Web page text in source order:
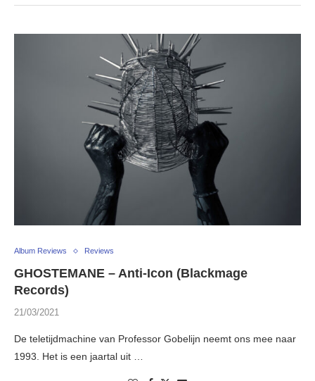
Album Reviews Reviews
GHOSTEMANE – Anti-Icon (Blackmage
Records)
21/03/2021
De teletijdmachine van Professor Gobelijn neemt ons mee naar
1993. Het is een jaartal uit …